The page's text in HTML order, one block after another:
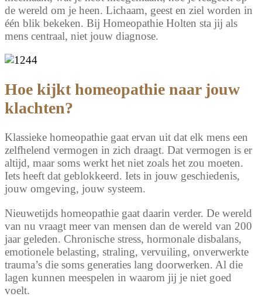
de wereld om je heen. Lichaam, geest en ziel worden in
één blik bekeken. Bij Homeopathie Holten sta jij als
mens centraal, niet jouw diagnose.
Hoe kijkt homeopathie naar jouw
klachten?
Klassieke homeopathie gaat ervan uit dat elk mens een
zelfhelend vermogen in zich draagt. Dat vermogen is er
altijd, maar soms werkt het niet zoals het zou moeten.
Iets heeft dat geblokkeerd. Iets in jouw geschiedenis,
jouw omgeving, jouw systeem.
Nieuwetijds homeopathie gaat daarin verder. De wereld
van nu vraagt meer van mensen dan de wereld van 200
jaar geleden. Chronische stress, hormonale disbalans,
emotionele belasting, straling, vervuiling, onverwerkte
trauma’s die soms generaties lang doorwerken. Al die
lagen kunnen meespelen in waarom jij je niet goed
voelt.